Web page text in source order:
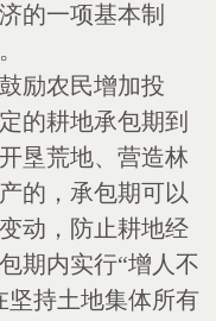
的一项基本制
励农民增加投
的耕地承包期到
垦荒地、营造林
的，承包期可以
动，防止耕地经
期内实行“增人不
坚持土地集体所有